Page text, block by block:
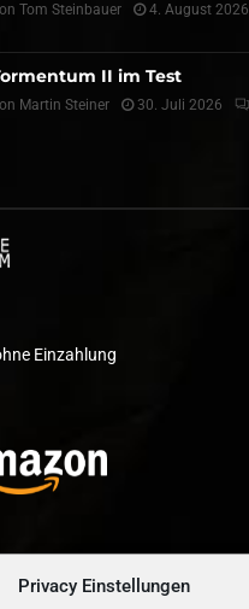
Privacy Einstellungen
Tom Steinbauer 4. August 2026
II im Test
Martin Steiner 30. Juli 2026
Einzahlung